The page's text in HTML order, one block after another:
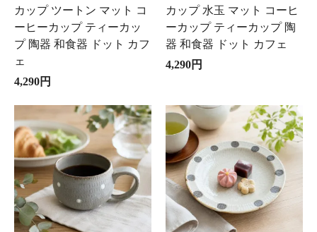
カップ ツートン マット コ
ーヒーカップ ティーカッ
プ 陶器 和食器 ドット カフ
ェ
4,290円
カップ 水玉 マット コーヒ
ーカップ ティーカップ 陶
器 和食器 ドット カフェ
4,290円